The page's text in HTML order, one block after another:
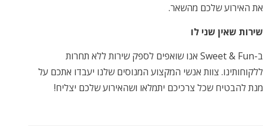
את האירוע שלכם מהשאר.
שירות שאין שני לו
ב-Sweet & Fun אנו שואפים לספק שירות ללא תחרות
ללקוחותינו. צוות אנשי המקצוע המנוסים שלנו יעבדו אתכם על
מנת להבטיח שכל צרכיכם יתמלאו ושהאירוע שלכם יצליח!